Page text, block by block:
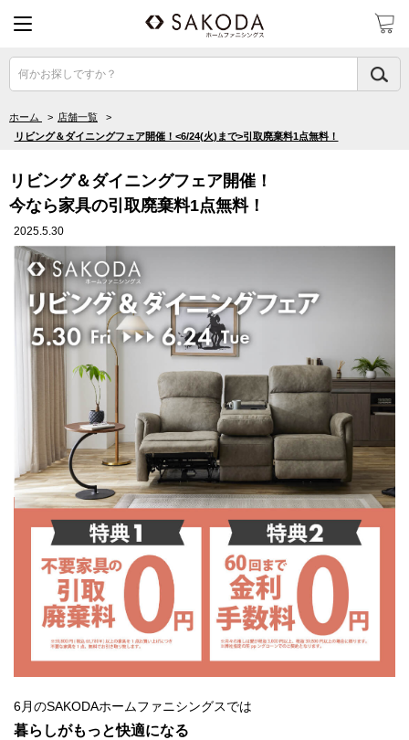
何かお探しですか？
ホーム > 店舗一覧
>
リビング＆ダイニングフェア開催！<6/24(火)まで>引取廃棄料1点無料！
リビング＆ダイニングフェア開催！
今なら家具の引取廃棄料1点無料！
2025.5.30
6月のSAKODAホームファニシングスでは
暮らしがもっと快適になる